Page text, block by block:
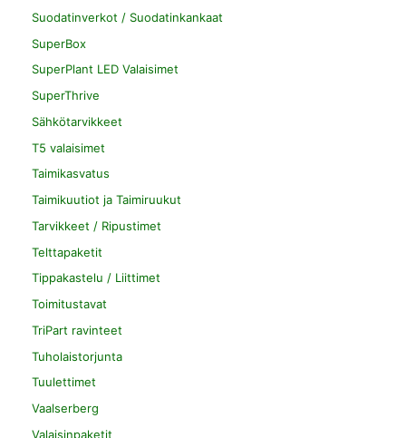
Suodatinverkot / Suodatinkankaat
SuperBox
SuperPlant LED Valaisimet
SuperThrive
Sähkötarvikkeet
T5 valaisimet
Taimikasvatus
Taimikuutiot ja Taimiruukut
Tarvikkeet / Ripustimet
Telttapaketit
Tippakastelu / Liittimet
Toimitustavat
TriPart ravinteet
Tuholaistorjunta
Tuulettimet
Vaalserberg
Valaisinpaketit